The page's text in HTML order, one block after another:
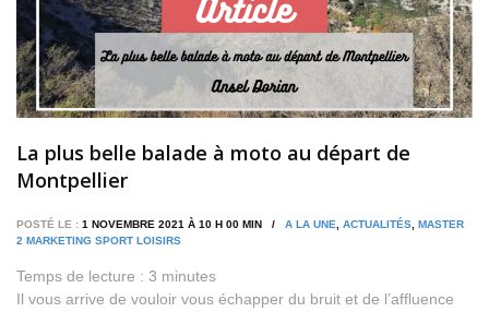
La plus belle balade à moto au départ de
Montpellier
POSTÉ LE : 1 NOVEMBRE 2021 À 10 H 00 MIN / A LA UNE, ACTUALITÉS, MASTER
2 MARKETING SPORT LOISIRS
Temps de lecture : 3 minutes
Il vous arrive de vouloir vous échapper du bruit et de l’affluence